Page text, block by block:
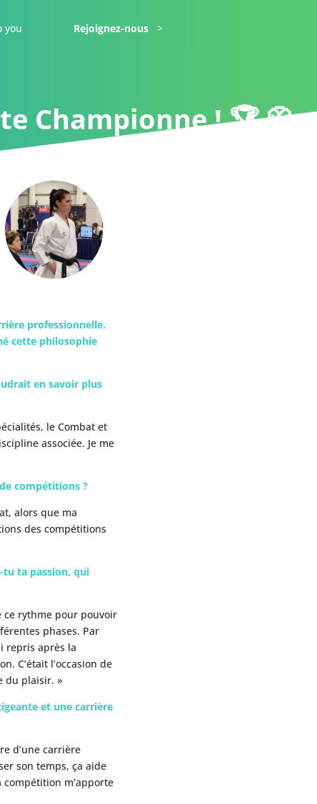
you Rejoignez-nous
Championne ! 🏆 🥋
professionnelle.
cette philosophie
en savoir plus
le Combat et
associée. Je me
compétitions ?
alors que ma
des compétitions
tu ta passion, qui
ce rythme pour pouvoir
phases. Par
repris après la
C’était l’occasion de
du plaisir. »
et une carrière
d’une carrière
son temps, ça aide
compétition m’apporte